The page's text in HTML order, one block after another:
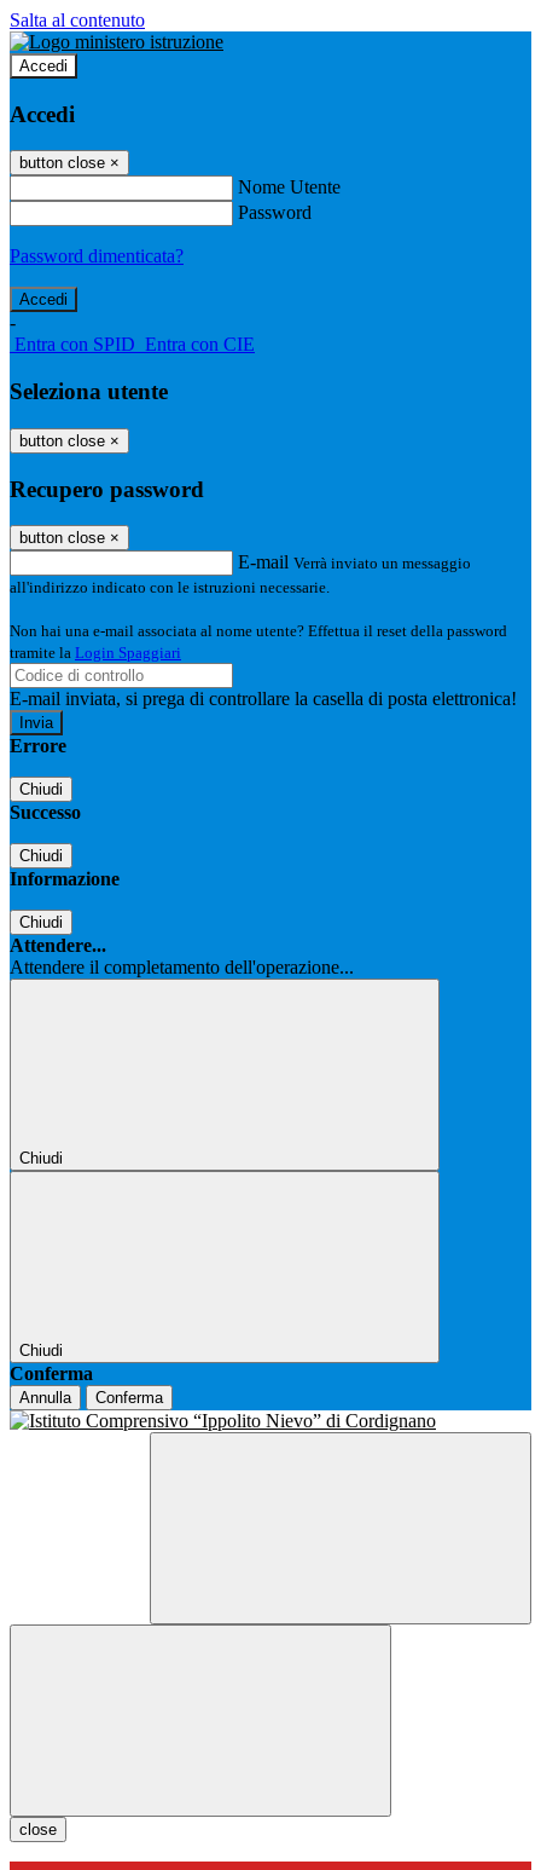
Salta al contenuto
Accedi
Accedi
button close ×
Nome Utente
Password
Password dimenticata?
-
Entra con SPID Entra con CIE
Seleziona utente
button close ×
Recupero password
button close ×
E-mail Verrà inviato un messaggio
all'indirizzo indicato con le istruzioni necessarie.
Non hai una e-mail associata al nome utente? Effettua il reset della password
tramite la Login Spaggiari
E-mail inviata, si prega di controllare la casella di posta elettronica!
Errore
Chiudi
Successo
Chiudi
Informazione
Chiudi
Attendere...
Attendere il completamento dell'operazione...
Chiudi
Chiudi
Conferma
Annulla Conferma
close